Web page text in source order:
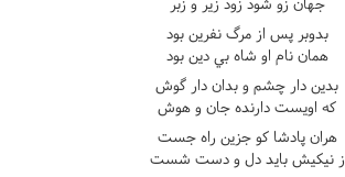
بدوبر پس از مرگ نفرين بود
همان نام او شاه بي دين بود
بدين دار چشم و بدان دار گوش
که اويست دارنده جان و هوش
هران پادشا کو جزين راه جست
ز نيکيش بايد دل و دست شست